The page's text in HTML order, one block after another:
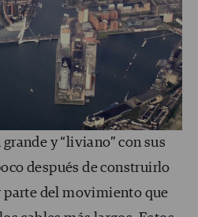
y “liviano” con sus
después de construirlo
parte del movimiento que